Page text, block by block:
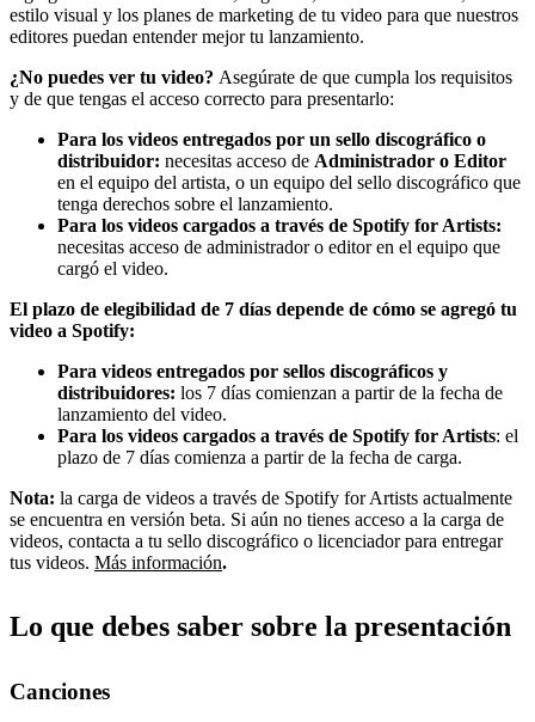
estilo visual y los planes de marketing de tu video para que nuestros
editores puedan entender mejor tu lanzamiento.
¿No puedes ver tu video? Asegúrate de que cumpla los requisitos
y de que tengas el acceso correcto para presentarlo:
Para los videos entregados por un sello discográfico o
distribuidor: necesitas acceso de Administrador o Editor
en el equipo del artista, o un equipo del sello discográfico que
tenga derechos sobre el lanzamiento.
Para los videos cargados a través de Spotify for Artists:
necesitas acceso de administrador o editor en el equipo que
cargó el video.
El plazo de elegibilidad de 7 días depende de cómo se agregó tu
video a Spotify:
Para videos entregados por sellos discográficos y
distribuidores: los 7 días comienzan a partir de la fecha de
lanzamiento del video.
Para los videos cargados a través de Spotify for Artists: el
plazo de 7 días comienza a partir de la fecha de carga.
Nota: la carga de videos a través de Spotify for Artists actualmente
se encuentra en versión beta. Si aún no tienes acceso a la carga de
videos, contacta a tu sello discográfico o licenciador para entregar
tus videos. Más información.
Lo que debes saber sobre la presentación
Canciones